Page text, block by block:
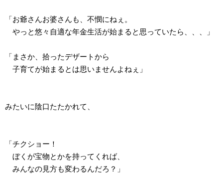
「お爺さんお婆さんも、不憫にねぇ。
やっと悠々自適な年金生活が始まると思っていたら、、、」
「まさか、拾ったデザートから
子育てが始まるとは思いませんよねぇ」
みたいに陰口たたかれて、
「チクショー！
ぼくが宝物とかを持ってくれば、
みんなの見方も変わるんだろ？」